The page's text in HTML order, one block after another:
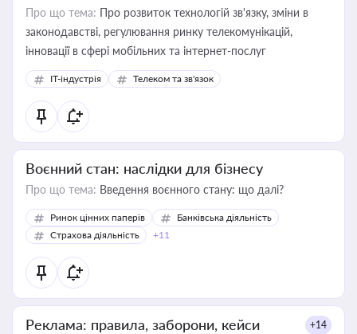
Про що тема: Про розвиток технологій зв'язку, зміни в
законодавстві, регулювання ринку телекомунікацій,
інновації в сфері мобільних та інтернет-послуг
IT-індустрія Телеком та зв'язок
Воєнний стан: наслідки для бізнесу
Про що тема: Введення воєнного стану: що далі?
Ринок цінних паперів
Банківська діяльність
Страхова діяльність
+11
Реклама: правила, заборони, кейси +14